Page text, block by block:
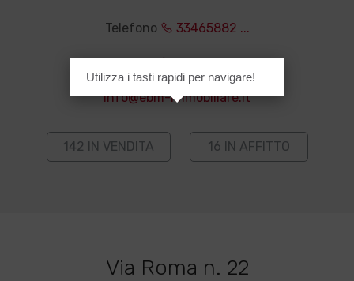
Telefono 33465882 ...
Cellulare 33465882 ...
info@ebm-immobiliare.it
142 IN VENDITA 16 IN AFFITTO
Via Roma n. 22
Utilizza i tasti rapidi per navigare!